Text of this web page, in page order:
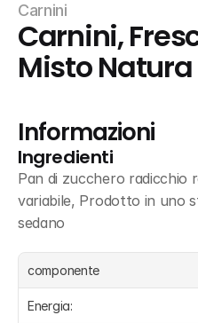
Carnini
Carnini,
Misto Natura
Informazioni
Ingredienti
Pan di zucchero radicchio
variabile, Prodotto in uno
sedano
componente
Energia: